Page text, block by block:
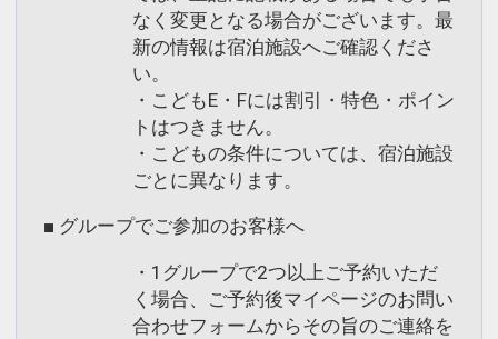
なく変更となる場合がございます。最
新の情報は宿泊施設へご確認くださ
い。
・こどもE・Fには割引・特色・ポイン
トはつきません。
・こどもの条件については、宿泊施設
ごとに異なります。
■ グループでご参加のお客様へ
・1グループで2つ以上ご予約いただ
く場合、ご予約後マイページのお問い
合わせフォームからその旨のご連絡を